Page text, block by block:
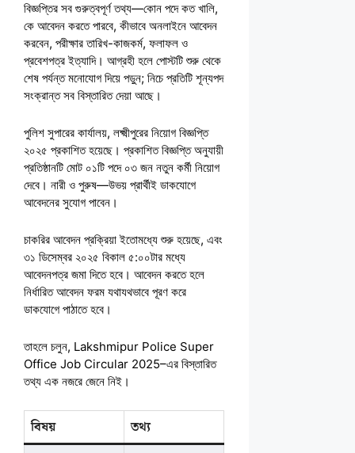
বিজ্ঞপ্তির সব গুরুত্বপূর্ণ তথ্য—কোন পদে কত খালি,
কে আবেদন করতে পারবে, কীভাবে অনলাইনে আবেদন
করবেন, পরীক্ষার তারিখ-কাজকর্ম, ফলাফল ও
প্রবেশপত্র ইত্যাদি। আগ্রহী হলে পোস্টটি শুরু থেকে
শেষ পর্যন্ত মনোযোগ দিয়ে পড়ুন; নিচে প্রতিটি শূন্যপদ
সংক্রান্ত সব বিস্তারিত দেয়া আছে।
পুলিশ সুপারের কার্যালয়, লক্ষ্মীপুরের নিয়োগ বিজ্ঞপ্তি
২০২৫ প্রকাশিত হয়েছে। প্রকাশিত বিজ্ঞপ্তি অনুযায়ী
প্রতিষ্ঠানটি মোট ০১টি পদে ০৩ জন নতুন কর্মী নিয়োগ
দেবে। নারী ও পুরুষ—উভয় প্রার্থীই ডাকযোগে
আবেদনের সুযোগ পাবেন।
চাকরির আবেদন প্রক্রিয়া ইতোমধ্যে শুরু হয়েছে, এবং
৩১ ডিসেম্বর ২০২৫ বিকাল ৫:০০টার মধ্যে
আবেদনপত্র জমা দিতে হবে। আবেদন করতে হলে
নির্ধারিত আবেদন ফরম যথাযথভাবে পূরণ করে
ডাকযোগে পাঠাতে হবে।
তাহলে চলুন, Lakshmipur Police Super
Office Job Circular 2025–এর বিস্তারিত
তথ্য এক নজরে জেনে নিই।
বিষয়
তথ্য